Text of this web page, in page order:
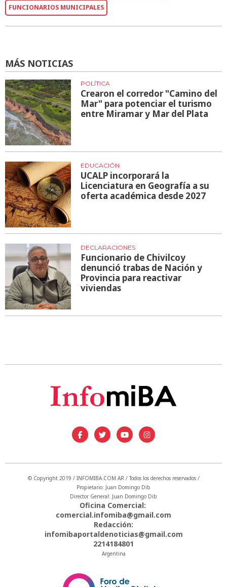
FUNCIONARIOS MUNICIPALES
MÁS NOTICIAS
POLÍTICA
Crearon el corredor "Camino del
Mar" para potenciar el turismo
entre Miramar y Mar del Plata
EDUCACIÓN
UCALP incorporará la
Licenciatura en Geografía a su
oferta académica desde 2027
DECLARACIONES
Funcionario de Chivilcoy
denunció trabas de Nación y
Provincia para reactivar
viviendas
© Copyright 2019 / INFOMIBA.COM.AR / Todos los derechos reservados /
Propietario: Juan Domingo Dib
Director General: Juan Domingo Dib
Oficina Comercial:
comercial.infomiba@gmail.com
Redacción:
infomibaportaldenoticias@gmail.com
2214184801
Argentina